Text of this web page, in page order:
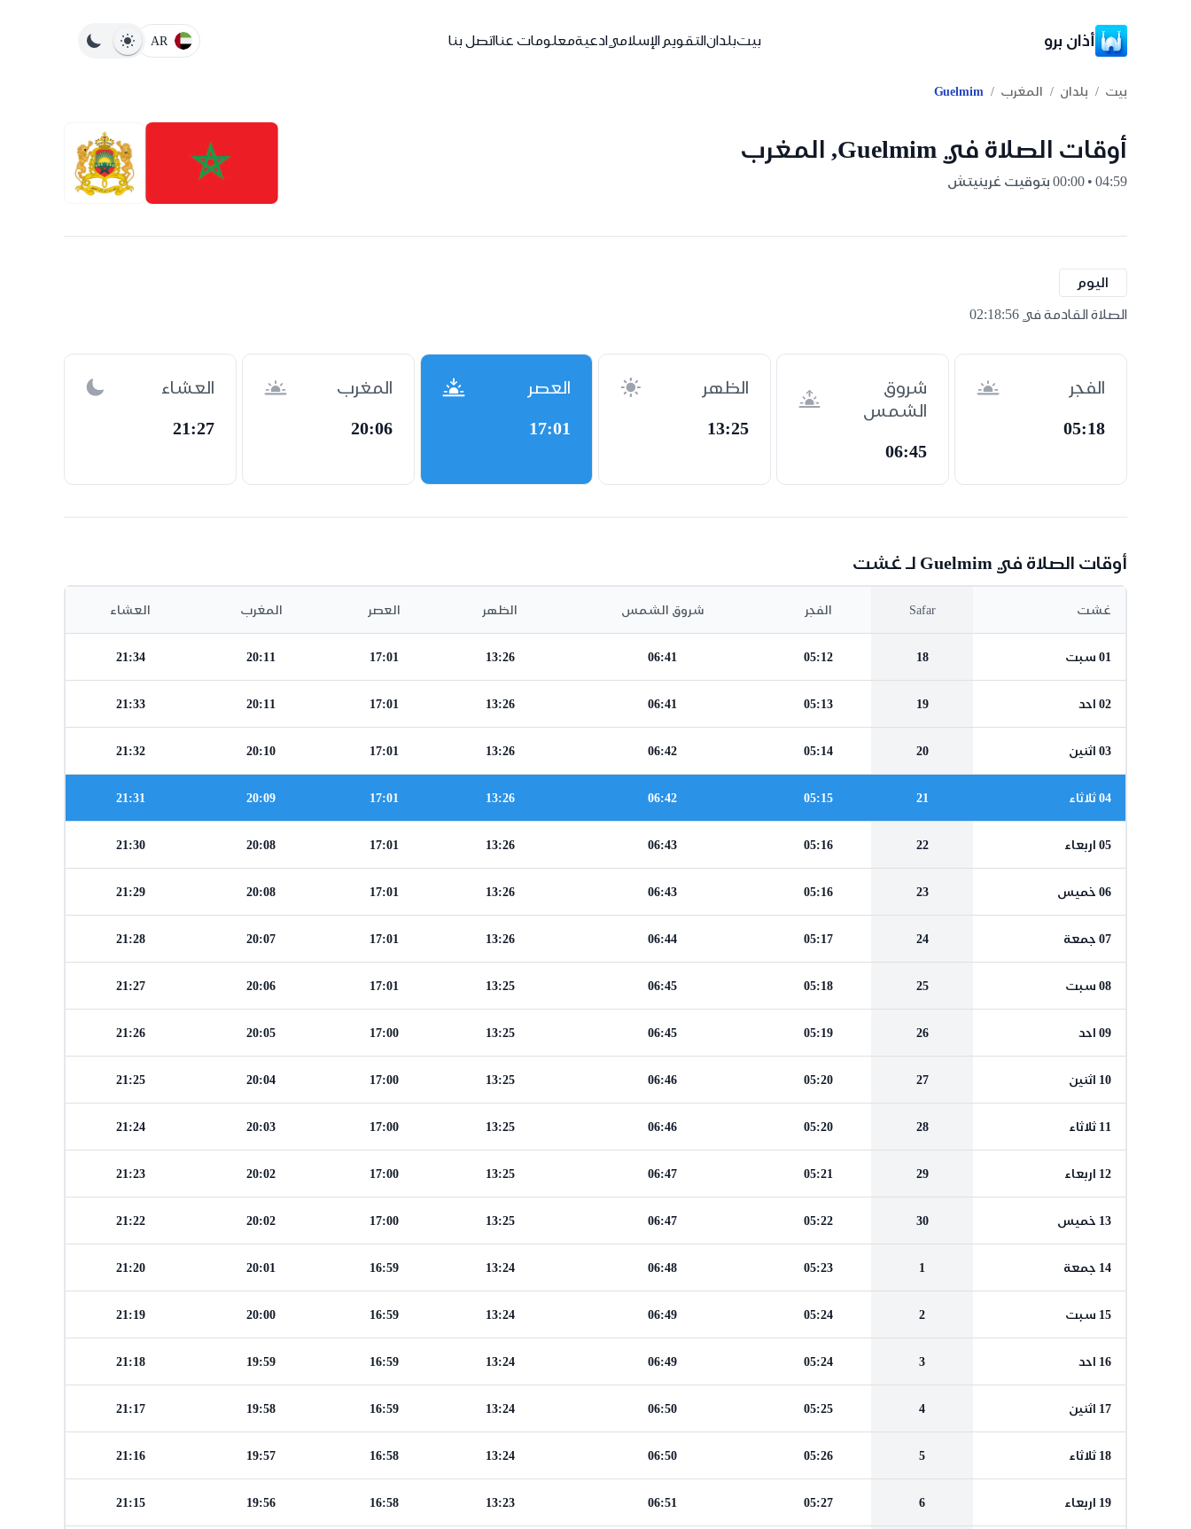
أذان برو بيتبلدانالتقويم الإسلاميادعيةمعلومات عنااتصل بنا AR
بيت / بلدان / المغرب /
Guelmim
أوقات الصلاة في Guelmim, المغرب
04:59 • 00:00 بتوقيت غرينيتش
اليوم
الصلاة القادمة في 02:18:55
الفجر
05:18
شروق
الشمس
06:45
الظهر
13:25
العصر
17:01
المغرب
20:06
العشاء
21:27
أوقات الصلاة في Guelmim لـ غشت
غشت Safar الفجر شروق الشمس الظهر العصر المغرب العشاء
01 سبت 18
05:12
06:41
13:26
17:01
20:11
21:34
02 احد 19
05:13
06:41
13:26
17:01
20:11
21:33
03 اثنين 20
05:14
06:42
13:26
17:01
20:10
21:32
04 ثلاثاء 21
05:15
06:42
13:26
17:01
20:09
21:31
05 اربعاء 22
05:16
06:43
13:26
17:01
20:08
21:30
06 خميس 23
05:16
06:43
13:26
17:01
20:08
21:29
07 جمعة 24
05:17
06:44
13:26
17:01
20:07
21:28
08 سبت 25
05:18
06:45
13:25
17:01
20:06
21:27
09 احد 26
05:19
06:45
13:25
17:00
20:05
21:26
10 اثنين 27
05:20
06:46
13:25
17:00
20:04
21:25
11 ثلاثاء 28
05:20
06:46
13:25
17:00
20:03
21:24
12 اربعاء 29
05:21
06:47
13:25
17:00
20:02
21:23
13 خميس 30
05:22
06:47
13:25
17:00
20:02
21:22
14 جمعة 1
05:23
06:48
13:24
16:59
20:01
21:20
15 سبت 2
05:24
06:49
13:24
16:59
20:00
21:19
16 احد 3
05:24
06:49
13:24
16:59
19:59
21:18
17 اثنين 4
05:25
06:50
13:24
16:59
19:58
21:17
18 ثلاثاء 5
05:26
06:50
13:24
16:58
19:57
21:16
19 اربعاء 6
05:27
06:51
13:23
16:58
19:56
21:15